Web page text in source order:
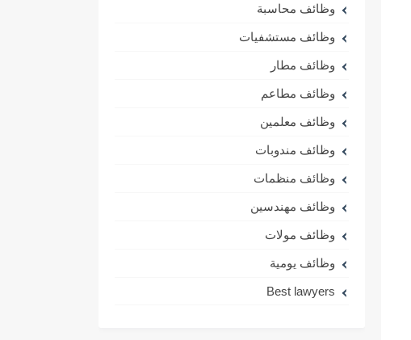
وظائف محاسبة
وظائف مستشفيات
وظائف مطار
وظائف مطاعم
وظائف معلمين
وظائف مندوبات
وظائف منظمات
وظائف مهندسين
وظائف مولات
وظائف يومية
Best lawyers